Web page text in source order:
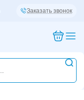
Заказать звонок